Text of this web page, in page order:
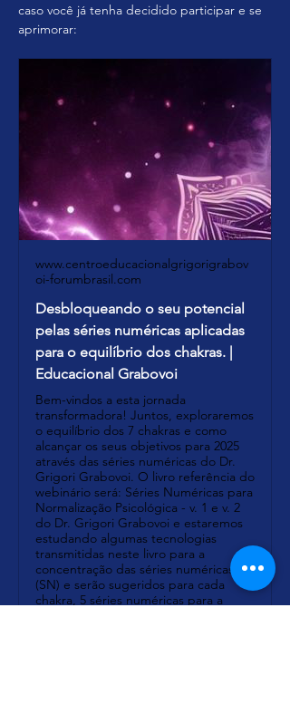
caso você já tenha decidido participar e se
aprimorar:
www.centroeducacionalgrigorigrabov
oi-forumbrasil.com
Desbloqueando o seu potencial
pelas séries numéricas aplicadas
para o equilíbrio dos chakras. |
Educacional Grabovoi
Bem-vindos a esta jornada
transformadora! Juntos, exploraremos
o equilíbrio dos 7 chakras e como
alcançar os seus objetivos para 2025
através das séries numéricas do Dr.
Grigori Grabovoi. O livro referência do
webinário será: Séries Numéricas para
Normalização Psicológica - v. 1 e v. 2
do Dr. Grigori Grabovoi e estaremos
estudando algumas tecnologias
transmitidas neste livro para a
concentração das séries numéricas
(SN) e serão sugeridos para cada
chakra, 5 séries numéricas para a